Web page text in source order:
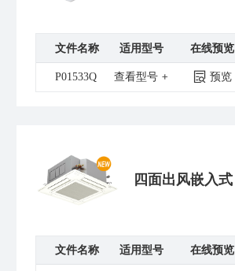
文件名称 适用型号 在线预览
P01533Q 查看型号 预览
四面出风嵌入式
文件名称 适用型号 在线预览